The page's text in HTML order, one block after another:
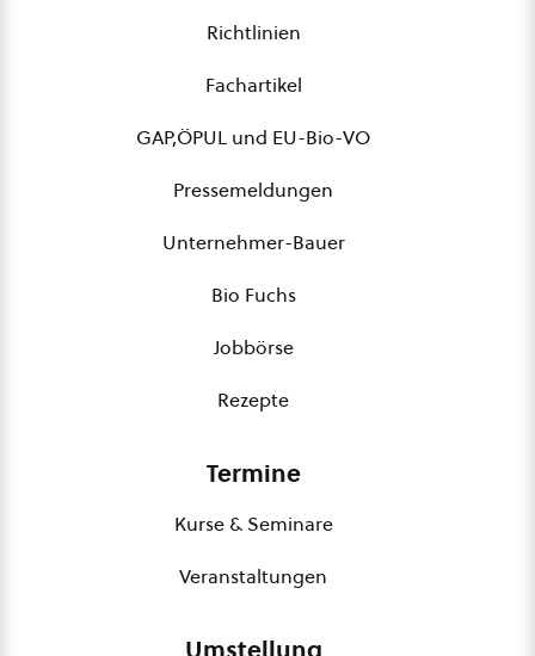
Richtlinien
Fachartikel
GAP,ÖPUL und EU-Bio-VO
Pressemeldungen
Unternehmer-Bauer
Bio Fuchs
Jobbörse
Rezepte
Termine
Kurse & Seminare
Veranstaltungen